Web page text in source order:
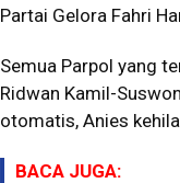
Partai Gelora Fahri
Semua Parpol yang
Ridwan Kamil-
otomatis, Anies
BACA JUGA: